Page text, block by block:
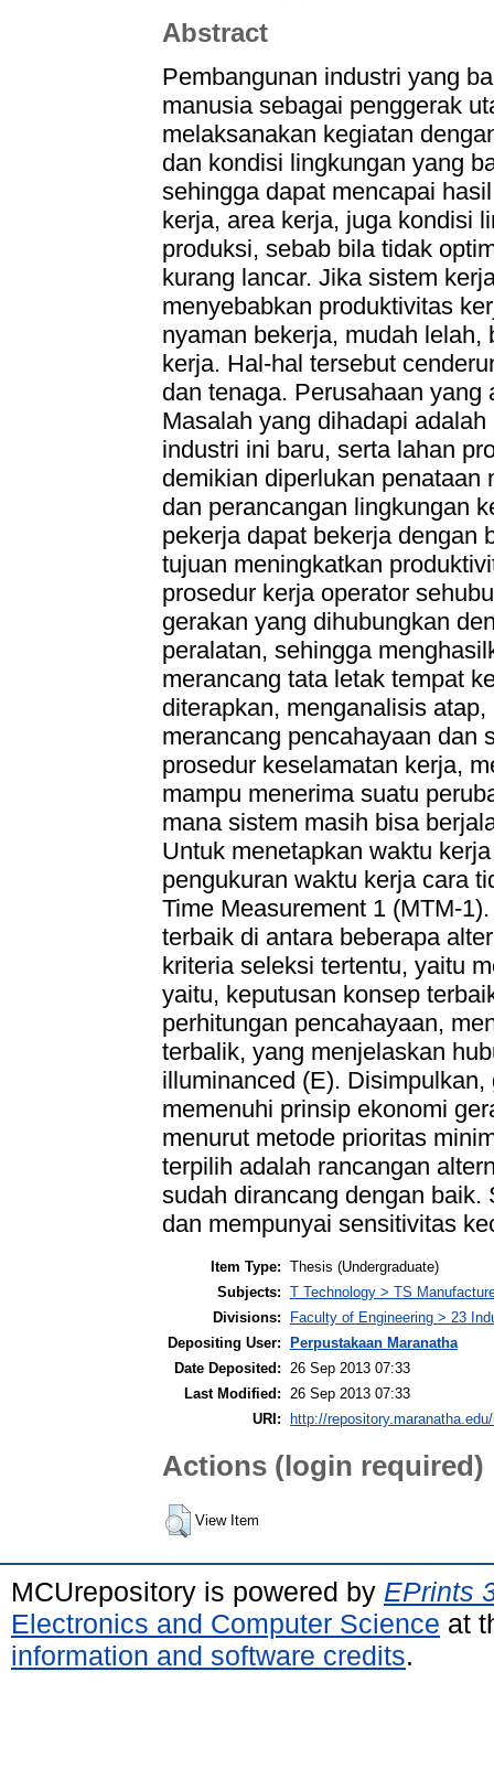
Abstract
Pembangunan industri yang
manusia sebagai penggerak
melaksanakan kegiatan
dan kondisi lingkungan yang
sehingga dapat mencapai
kerja, area kerja, juga kondisi
produksi, sebab bila tidak
kurang lancar. Jika sistem
menyebabkan produktivitas
nyaman bekerja, mudah
kerja. Hal-hal tersebut
dan tenaga. Perusahaan
Masalah yang dihadapi
industri ini baru, serta lahan
demikian diperlukan
dan perancangan lingkungan
pekerja dapat bekerja dengan
tujuan meningkatkan
prosedur kerja operator
gerakan yang dihubungkan
peralatan, sehingga
merancang tata letak tempat
diterapkan, menganalisis
merancang pencahayaan dan
prosedur keselamatan kerja,
mampu menerima suatu
mana sistem masih bisa
Untuk menetapkan waktu
pengukuran waktu kerja cara
Time Measurement 1 (MTM-
terbaik di antara beberapa
kriteria seleksi tertentu, yaitu
yaitu, keputusan konsep
perhitungan pencahayaan,
terbalik, yang menjelaskan
illuminanced (E).
memenuhi prinsip ekonomi
menurut metode prioritas
terpilih adalah rancangan
sudah dirancang dengan
dan mempunyai sensitivitas
Item Type: Thesis (Undergraduate)
Subjects: T Technology > TS
Divisions:
Faculty of Engineering > 23
Depositing User:
Perpustakaan Maranatha
Date Deposited:
26 Sep 2013 07:33
Last Modified:
26 Sep 2013 07:33
URI:
http://
Actions (login required)
View Item
MCUrepository is powered by EPrints
Electronics and Computer Science at
information and software credits.